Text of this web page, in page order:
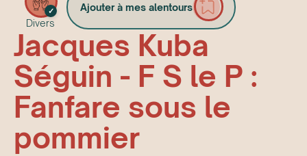
✓
Divers
Ajouter à mes alentours
Jacques Kuba
Séguin - F S le P :
Fanfare sous le
pommier